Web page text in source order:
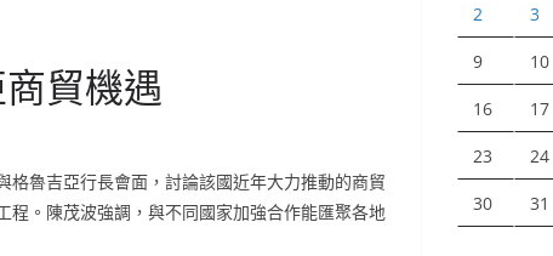
貿機遇
魯吉亞行長會面，討論該國近年大力推動的商貿
。陳茂波強調，與不同國家加強合作能匯聚各地
2 3
9 10
16 17
23 24
30 31